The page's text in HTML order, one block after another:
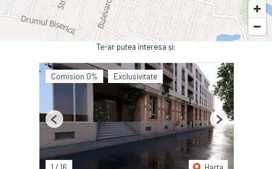
Te-ar putea interesa și:
Comision 0% Exclusivitate
Previous Next